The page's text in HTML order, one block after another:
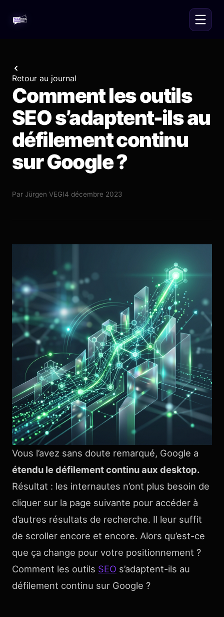
Retour au journal
Comment les outils
SEO s’adaptent-ils au
défilement continu
sur Google ?
Par Jürgen VEGI4 décembre 2023
Vous l’avez sans doute remarqué, Google a
étendu le défilement continu aux desktop.
Résultat : les internautes n’ont plus besoin de
cliquer sur la page suivante pour accéder à
d’autres résultats de recherche. Il leur suffit
de scroller encore et encore. Alors qu’est-ce
que ça change pour votre positionnement ?
Comment les outils SEO s’adaptent-ils au
défilement continu sur Google ?